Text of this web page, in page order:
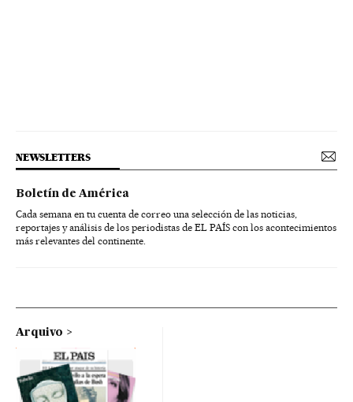
NEWSLETTERS
Boletín de América
Cada semana en tu cuenta de correo una selección de las noticias,
reportajes y análisis de los periodistas de EL PAÍS con los acontecimientos
más relevantes del continente.
Arquivo